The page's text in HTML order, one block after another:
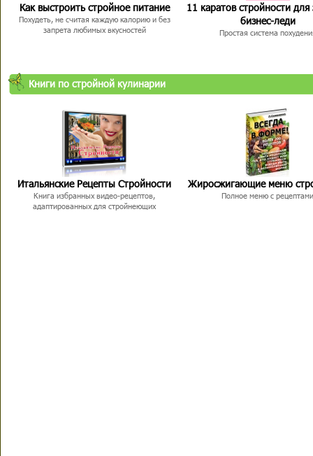
Как выстроить стройное питание
Похудеть, не считая каждую калорию и без
запрета любимых вкусностей
11 каратов стройности для
бизнес-леди
Простая система
Книги по стройной кулинарии
Итальянские Рецепты Стройности
Книга избранных видео-рецептов,
адаптированных для стройнеющих
Жиросжигающие меню
Полное меню с рецептами